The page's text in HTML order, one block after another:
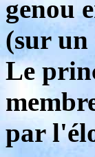
genou
(sur un
Le
par